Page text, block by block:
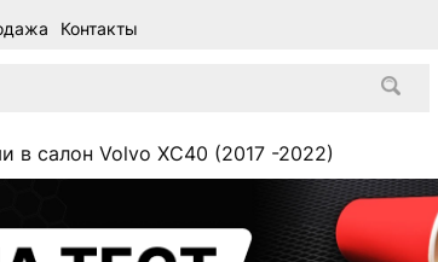
Контакты
в салон Volvo XC40 (2017 -2022)